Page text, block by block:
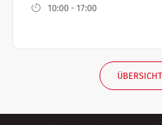
10:00 - 17:00